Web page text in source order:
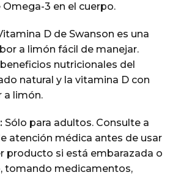
3 en el cuerpo.
D de Swanson es una
a limón fácil de manejar.
nutricionales del
natural y la vitamina D con
a limón.
Sólo para adultos. Consulte a
atención médica antes de usar
producto si está embarazada o
tomando medicamentos,